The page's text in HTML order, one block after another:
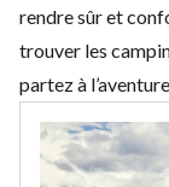
rendre sûr et
trouver les
partez à